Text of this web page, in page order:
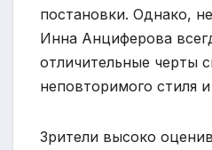
постановки. Однако,
Инна Анциферова
отличительные черты
неповторимого стиля и
Зрители высоко